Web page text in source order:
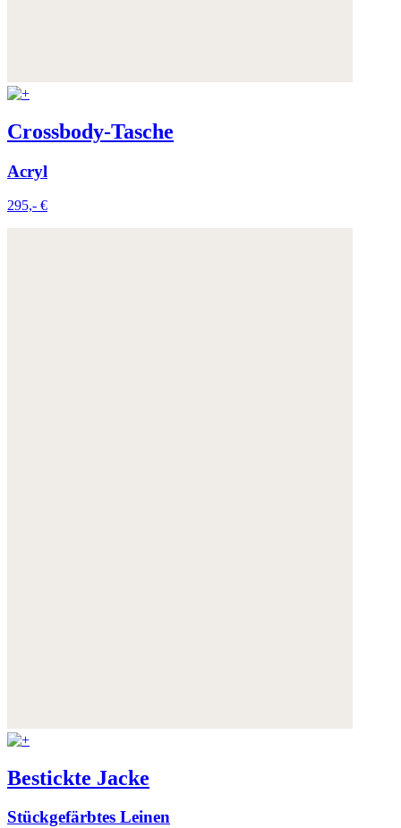
Crossbody-Tasche
Acryl
295,- €
Bestickte Jacke
Stückgefärbtes Leinen